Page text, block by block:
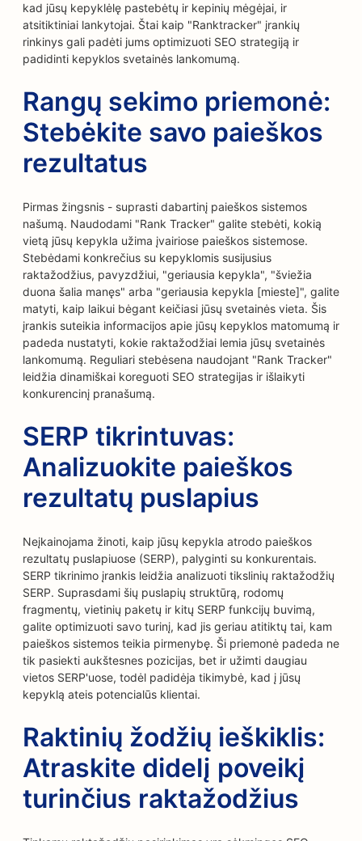
kad jūsų kepyklėlę pastebėtų ir kepinių mėgėjai, ir
atsitiktiniai lankytojai. Štai kaip "Ranktracker" įrankių
rinkinys gali padėti jums optimizuoti SEO strategiją ir
padidinti kepyklos svetainės lankomumą.
Rangų sekimo priemonė:
Stebėkite savo paieškos
rezultatus
Pirmas žingsnis - suprasti dabartinį paieškos sistemos
našumą. Naudodami "Rank Tracker" galite stebėti, kokią
vietą jūsų kepykla užima įvairiose paieškos sistemose.
Stebėdami konkrečius su kepyklomis susijusius
raktažodžius, pavyzdžiui, "geriausia kepykla", "šviežia
duona šalia manęs" arba "geriausia kepykla [mieste]", galite
matyti, kaip laikui bėgant keičiasi jūsų svetainės vieta. Šis
įrankis suteikia informacijos apie jūsų kepyklos matomumą ir
padeda nustatyti, kokie raktažodžiai lemia jūsų svetainės
lankomumą. Reguliari stebėsena naudojant "Rank Tracker"
leidžia dinamiškai koreguoti SEO strategijas ir išlaikyti
konkurencinį pranašumą.
SERP tikrintuvas:
Analizuokite paieškos
rezultatų puslapius
Neįkainojama žinoti, kaip jūsų kepykla atrodo paieškos
rezultatų puslapiuose (SERP), palyginti su konkurentais.
SERP tikrinimo įrankis leidžia analizuoti tikslinių raktažodžių
SERP. Suprasdami šių puslapių struktūrą, rodomų
fragmentų, vietinių paketų ir kitų SERP funkcijų buvimą,
galite optimizuoti savo turinį, kad jis geriau atitiktų tai, kam
paieškos sistemos teikia pirmenybę. Ši priemonė padeda ne
tik pasiekti aukštesnes pozicijas, bet ir užimti daugiau
vietos SERP'uose, todėl padidėja tikimybė, kad į jūsų
kepyklą ateis potencialūs klientai.
Raktinių žodžių ieškiklis:
Atraskite didelį poveikį
turinčius raktažodžius